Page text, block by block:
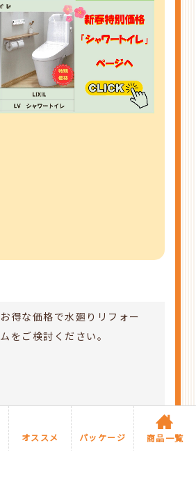
お得な価格で水廻りリフォー
ムをご検討ください。
オススメ パッケージ 商品一覧